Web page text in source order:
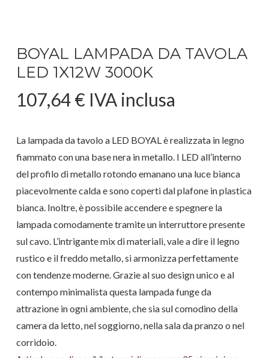
BOYAL LAMPADA DA TAVOLA
LED 1X12W 3000K
107,64€ IVA inclusa
La lampada da tavolo a LED BOYAL è realizzata in legno
fiammato con una base nera in metallo. I LED all’interno
del profilo di metallo rotondo emanano una luce bianca
piacevolmente calda e sono coperti dal plafone in plastica
bianca. Inoltre, è possibile accendere e spegnere la
lampada comodamente tramite un interruttore presente
sul cavo. L’intrigante mix di materiali, vale a dire il legno
rustico e il freddo metallo, si armonizza perfettamente
con tendenze moderne. Grazie al suo design unico e al
contempo minimalista questa lampada funge da
attrazione in ogni ambiente, che sia sul comodino della
camera da letto, nel soggiorno, nella sala da pranzo o nel
corridoio.